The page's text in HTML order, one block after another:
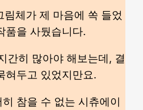
림체가 제 마음에 쏙 들었
품을 사뒀습니다.
간히 많아야 해보는데, 결
혀두고 있었지만요.
참을 수 없는 시츄에이